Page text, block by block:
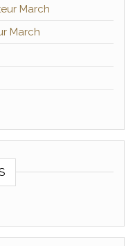
March
March